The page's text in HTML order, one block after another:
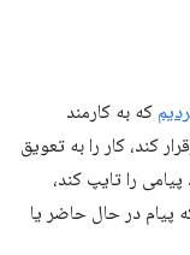
که به کارمند
کند، کار را به تعویق
را تایپ کند،
پیام در حال حاضر یا